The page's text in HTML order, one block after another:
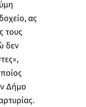
ας
τους
δεν
Δήμο